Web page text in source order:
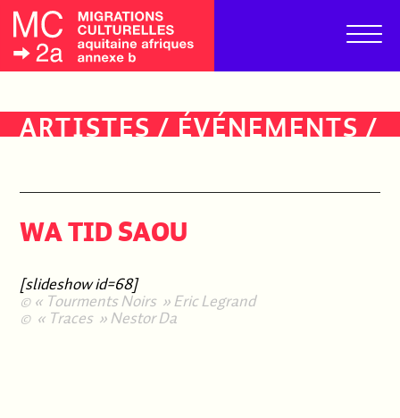
ARTISTES/ÉVÉNEMENTS/
WA TID SAOU
[slideshow id=68]
© « Tourments Noirs » Eric Legrand
© « Traces » NestorDa